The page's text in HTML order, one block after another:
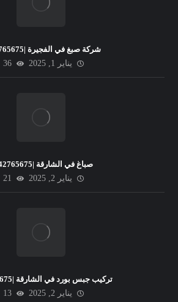
شركة صبغ في الفجيرة |0542765675
يناير 1, 2025
36
صباغ في الشارقة |0542765675
يناير 2, 2025
21
تركيب جبس بورد في الشارقة |0542765675
يناير 2, 2025
13